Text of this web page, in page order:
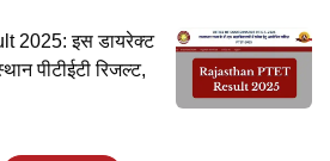
2025: इस डायरेक्ट
पीटीईटी रिजल्ट,